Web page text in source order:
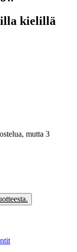
kielillä
mutta 3